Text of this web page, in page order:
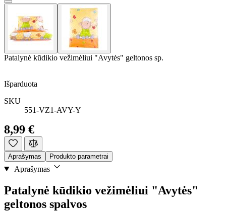
Patalynė kūdikio vežimėliui "Avytės" geltonos sp.
Išparduota
SKU
551-VZ1-AVY-Y
8,99 €
Aprašymas Produkto parametrai
Aprašymas
Patalynė kūdikio vežimėliui "Avytės"
geltonos spalvos